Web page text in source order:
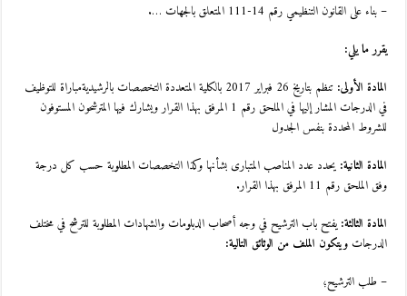
– بناء على القانون التنظيمي رقم 14-111 المتعلق بالجهات ….
يقرر ما يلي:
المادة الأولى:
تنظم بتاريخ 26 فبراير 2017 بالكلية المتعددة التخصصات بالرشيديةمباراة للتوظيف
في الدرجات المشار إليها في الملحق رقم 1 المرفق بهذا القرار ويشارك فيها المترشحون المستوفون
للشروط المحددة بنفس الجدول
المادة الثانية:يحدد عدد المناصب المتبارى بشأنها وكذا التخصصات المطلوبة حسب كل درجة
وفق الملحق رقم 11 المرفق بهذا القرار.
المادة الثالثة:يفتح باب الترشيح في وجه أصحاب الدبلومات والشهادات المطلوبة للترشح في مختلف
الدرجاتويتكون الملف من الوثائق التالية:
– طلب الترشيح؛